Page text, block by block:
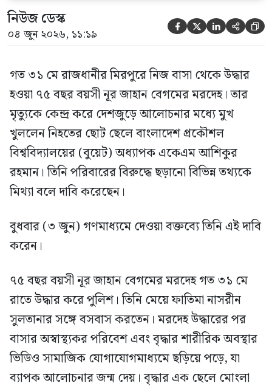
নিউজ ডেস্ক
০৪ জুন ২০২৬, ১১:১৯     
গত ৩১ মে রাজধানীর মিরপুরে নিজ বাসা থেকে উদ্ধার
হওয়া ৭৫ বছর বয়সী নূর জাহান বেগমের মরদেহ। তার
মৃত্যুকে কেন্দ্র করে দেশজুড়ে আলোচনার মধ্যে মুখ
খুললেন নিহতের ছোট ছেলে বাংলাদেশ প্রকৌশল
বিশ্ববিদ্যালয়ের (বুয়েট) অধ্যাপক একেএম আশিকুর
রহমান। তিনি পরিবারের বিরুদ্ধে ছড়ানো বিভিন্ন তথ্যকে
মিথ্যা বলে দাবি করেছেন।
বুধবার (৩ জুন) গণমাধ্যমে দেওয়া বক্তব্যে তিনি এই দাবি
করেন।
৭৫ বছর বয়সী নূর জাহান বেগমের মরদেহ গত ৩১ মে
রাতে উদ্ধার করে পুলিশ। তিনি মেয়ে ফাতিমা নাসরীন
সুলতানার সঙ্গে বসবাস করতেন। মরদেহ উদ্ধারের পর
বাসার অস্বাস্থ্যকর পরিবেশ এবং বৃদ্ধার শারীরিক অবস্থার
ভিডিও সামাজিক যোগাযোগমাধ্যমে ছড়িয়ে পড়ে, যা
ব্যাপক আলোচনার জন্ম দেয়। বৃদ্ধার এক ছেলে মোংলা